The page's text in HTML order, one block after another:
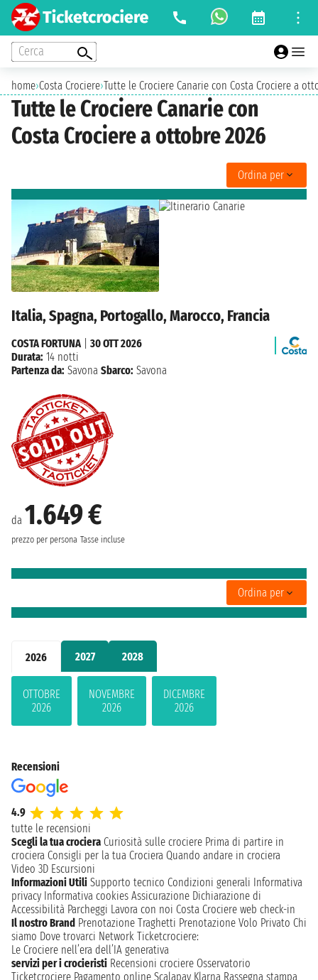
Cerca
home›Costa Crociere›Tutte le Crociere Canarie con Costa Crociere a
Tutte le Crociere Canarie con
Costa Crociere a ottobre 2026
2026 2027 2028
OTTOBRE
2026
NOVEMBRE
2026
DICEMBRE
2026
Ordina per
Italia, Spagna, Portogallo, Marocco, Francia
da 1.649 €
prezzo per persona Tasse incluse
COSTA FORTUNA
30 OTT 2026
Durata: 14 notti
Partenza da: Savona Sbarco: Savona
Ordina per
Recensioni
4.9
tutte le recensioni
Scegli la tua crociera Curiosità sulle crociere Prima di partire in
crociera Consigli per la tua Crociera Quando andare in crociera
Video 3D Escursioni
Informazioni Utili Supporto tecnico Condizioni generali Informativa
privacy Informativa cookies Assicurazione Dichiarazione di
Accessibilità Parcheggi Lavora con noi Costa Crociere web check-in
Il nostro Brand Prenotazione Traghetti Prenotazione Volo Privato Chi
siamo Dove trovarci Network Ticketcrociere:
Le Crociere nell’era dell’IA generativa
servizi per i crocieristi Recensioni crociere Osservatorio
Ticketcrociere Pagamento online Scalapay Klarna Rassegna stampa